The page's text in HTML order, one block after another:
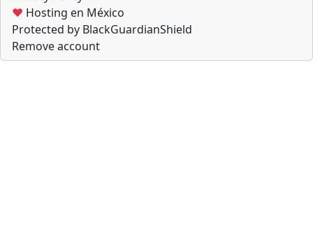
♥ Hosting en México
Protected by BlackGuardianShield
Remove account